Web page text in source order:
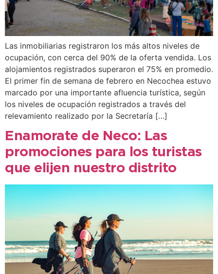
Las inmobiliarias registraron los más altos niveles de
ocupación, con cerca del 90% de la oferta vendida. Los
alojamientos registrados superaron el 75% en promedio.
El primer fin de semana de febrero en Necochea estuvo
marcado por una importante afluencia turística, según
los niveles de ocupación registrados a través del
relevamiento realizado por la Secretaría […]
Enamorate de Neco: Las
promociones para los turistas
que elijen nuestro distrito